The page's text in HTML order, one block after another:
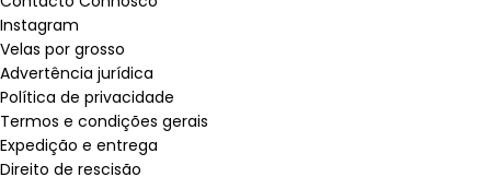
Instagram
Velas por grosso
Advertência jurídica
Política de privacidade
Termos e condições gerais
Expedição e entrega
Direito de rescisão